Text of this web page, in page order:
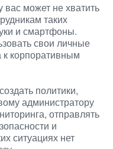
может не хватить
таких
и смартфоны.
свои личные
к корпоративным
политики,
администратору
отправлять
и
ситуациях нет